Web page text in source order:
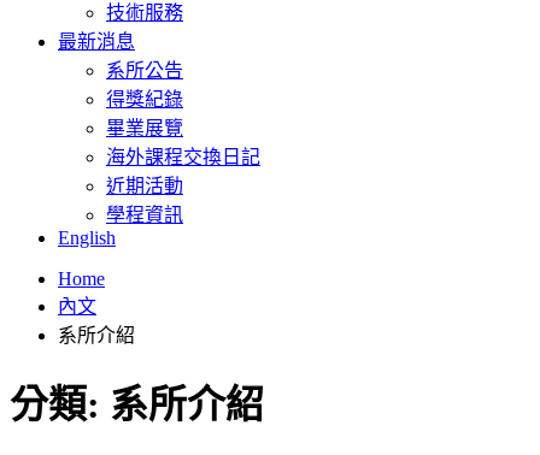
技術服務
最新消息
系所公告
得獎紀錄
畢業展覽
海外課程交換日記
近期活動
學程資訊
English
Home
內文
系所介紹
分類: 系所介紹